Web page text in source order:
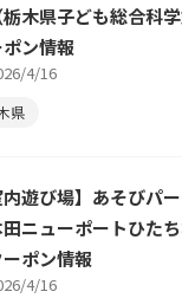
木県子ども総合科
ン情報
4/16
県
内遊び場】あそびパ
田ニューポートひた
ポン情報
4/16